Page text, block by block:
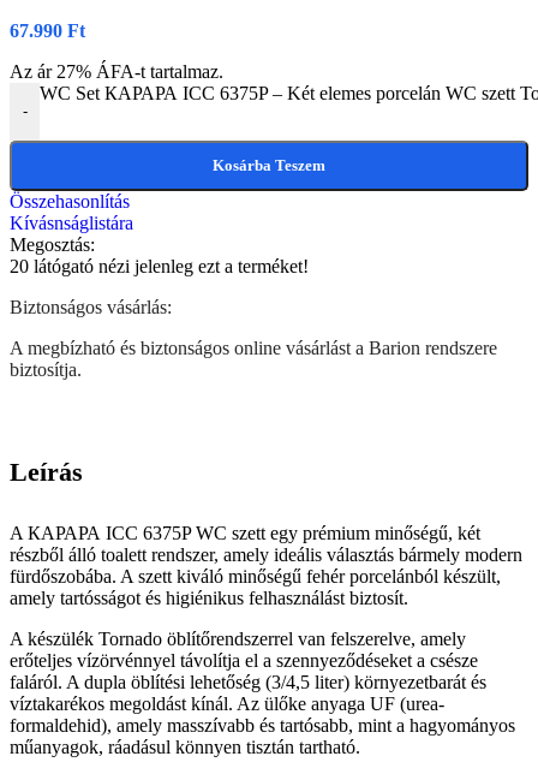
67.990 Ft
Az ár 27% ÁFA-t tartalmaz.
-
WC Set КАРАРА ICC 6375P – Két elemes porcelán WC szett
Kosárba Teszem
Összehasonlítás
Kívásnságlistára
Megosztás:
20 látógató nézi jelenleg ezt a terméket!
Biztonságos vásárlás:
A megbízható és biztonságos online vásárlást a Barion rendszere
biztosítja.
Leírás
A КАРАРА ICC 6375P WC szett egy prémium minőségű, két
részből álló toalett rendszer, amely ideális választás bármely modern
fürdőszobába. A szett kiváló minőségű fehér porcelánból készült,
amely tartósságot és higiénikus felhasználást biztosít.
A készülék Tornado öblítőrendszerrel van felszerelve, amely
erőteljes vízörvénnyel távolítja el a szennyeződéseket a csésze
faláról. A dupla öblítési lehetőség (3/4,5 liter) környezetbarát és
víztakarékos megoldást kínál. Az ülőke anyaga UF (urea-
formaldehid), amely masszívabb és tartósabb, mint a hagyományos
műanyagok, ráadásul könnyen tisztán tartható.